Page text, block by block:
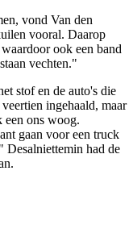
vond Van den
vooral. Daarop
ook een band
vechten."
stof en de auto's die
ingehaald, maar
een ons woog.
gaan voor een truck
had de